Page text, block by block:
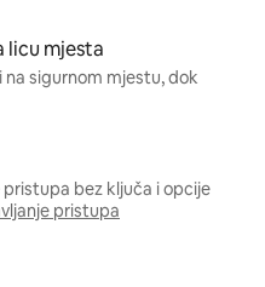
licu mjesta
sigurnom mjestu, dok
bez ključa i opcije
pristupa